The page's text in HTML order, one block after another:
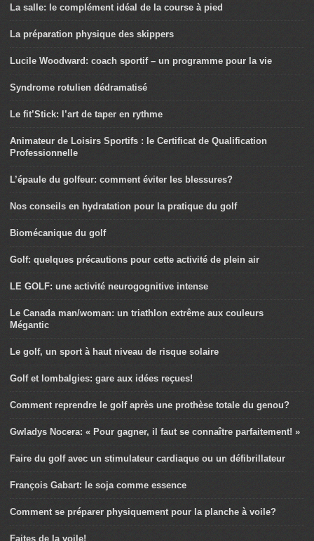
La salle: le complément idéal de la course à pied
La préparation physique des skippers
Lucile Woodward: coach sportif – un programme pour la vie
Syndrome rotulien dédramatisé
Le fit’Stick: l’art de taper en rythme
Animateur de Loisirs Sportifs : le Certificat de Qualification
Professionnelle
L’épaule du golfeur: comment éviter les blessures?
Nos conseils en hydratation pour la pratique du golf
Biomécanique du golf
Golf: quelques précautions pour cette activité de plein air
LE GOLF: une activité neurogognitive intense
Le Canada man/woman: un triathlon extrême aux couleurs
Mégantic
Le golf, un sport à haut niveau de risque solaire
Golf et lombalgies: gare aux idées reçues!
Comment reprendre le golf après une prothèse totale du genou?
Gwladys Nocera: « Pour gagner, il faut se connaître parfaitement! »
Faire du golf avec un stimulateur cardiaque ou un défibrillateur
François Gabart: le soja comme essence
Comment se préparer physiquement pour la planche à voile?
Faites de la voile!